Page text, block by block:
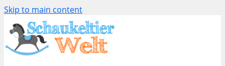
Skip to main content